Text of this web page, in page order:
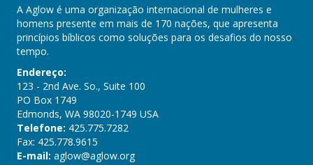
A Aglow é uma organização internacional de mulheres e
homens presente em mais de 170 nações, que apresenta
princípios bíblicos como soluções para os desafios do nosso
tempo.
Endereço:
123 - 2nd Ave. So., Suite 100
PO Box 1749
Edmonds, WA 98020-1749 USA
Telefone: 425.775.7282
Fax: 425.778.9615
E-mail: aglow@aglow.org